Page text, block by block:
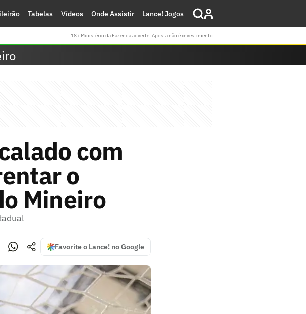
Tabelas Vídeos Onde Assistir Lance! Jogos
18+ Ministério da Fazenda adverte: Aposta não é investimento
com
o
Mineiro
Favorite o Lance! no Google